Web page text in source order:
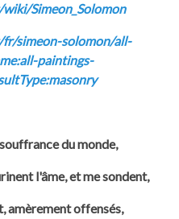
Simeon_Solomon
simeon-solomon/all-
paintings-
du monde,
l'âme, et me sondent,
amèrement offensés,